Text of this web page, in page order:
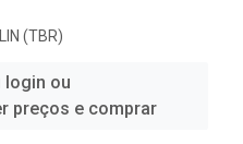
(TBR)
login ou
preços e comprar